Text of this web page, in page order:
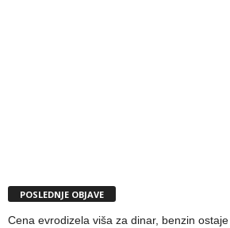
POSLEDNJE OBJAVE
Cena evrodizela viša za dinar, benzin